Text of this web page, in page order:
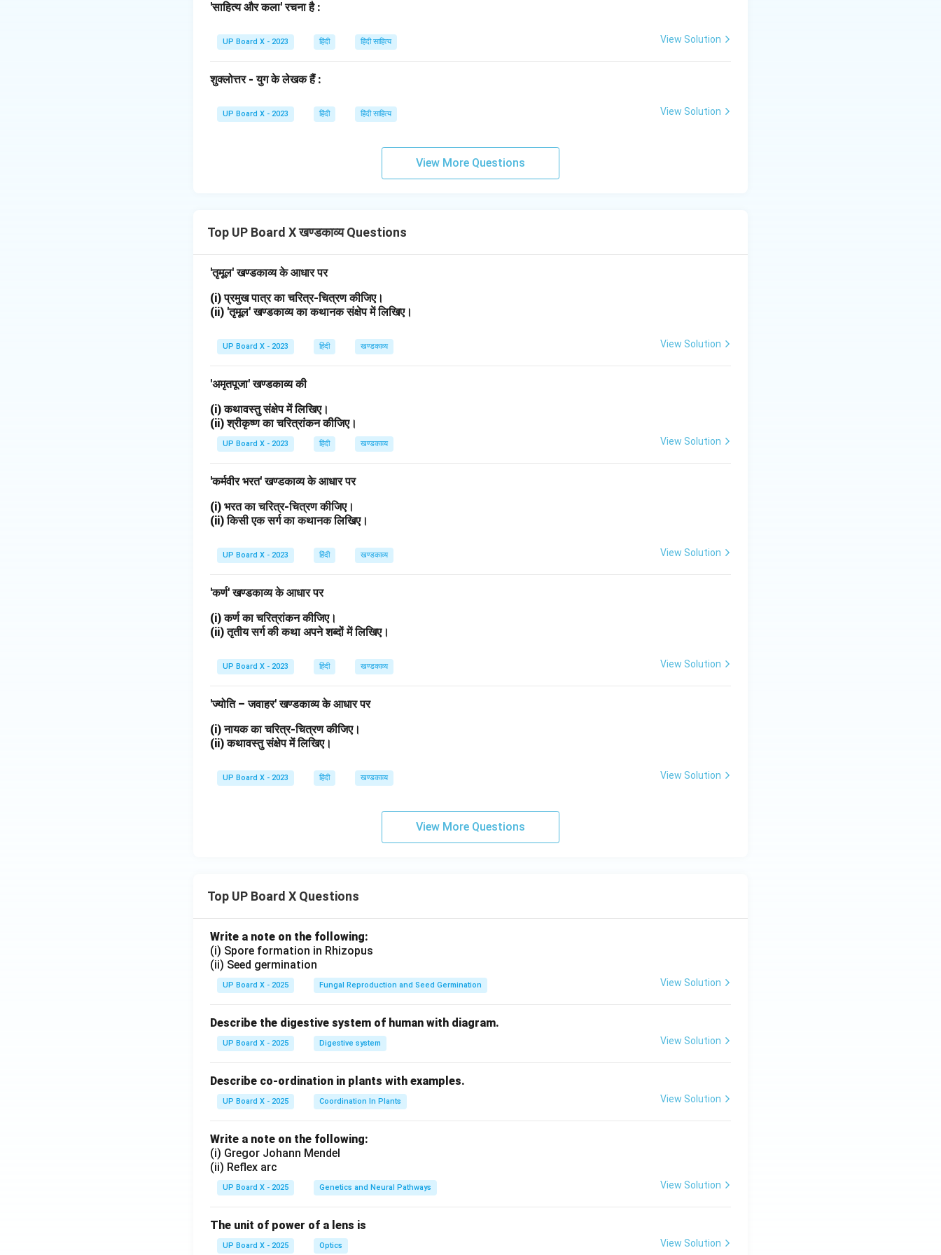
'साहित्य और कला' रचना है :
UP Board X - 2023 हिंदी हिंदी साहित्य View Solution
शुक्लोत्तर - युग के लेखक हैं :
UP Board X - 2023 हिंदी हिंदी साहित्य View Solution
View More Questions
Top UP Board X खण्डकाव्य Questions
'तृमूल' खण्डकाव्य के आधार पर
(i) प्रमुख पात्र का चरित्र-चित्रण कीजिए।
(ii) 'तृमूल' खण्डकाव्य का कथानक संक्षेप में लिखिए।
UP Board X - 2023 हिंदी खण्डकाव्य View Solution
'अमृतपूजा' खण्डकाव्य की
(i) कथावस्तु संक्षेप में लिखिए।
(ii) श्रीकृष्ण का चरित्रांकन कीजिए।
UP Board X - 2023 हिंदी खण्डकाव्य View Solution
'कर्मवीर भरत' खण्डकाव्य के आधार पर
(i) भरत का चरित्र-चित्रण कीजिए।
(ii) किसी एक सर्ग का कथानक लिखिए।
UP Board X - 2023 हिंदी खण्डकाव्य View Solution
'कर्ण' खण्डकाव्य के आधार पर
(i) कर्ण का चरित्रांकन कीजिए।
(ii) तृतीय सर्ग की कथा अपने शब्दों में लिखिए।
UP Board X - 2023 हिंदी खण्डकाव्य View Solution
'ज्योति – जवाहर' खण्डकाव्य के आधार पर
(i) नायक का चरित्र-चित्रण कीजिए।
(ii) कथावस्तु संक्षेप में लिखिए।
UP Board X - 2023 हिंदी खण्डकाव्य View Solution
View More Questions
Top UP Board X Questions
Write a note on the following:
(i) Spore formation in Rhizopus
(ii) Seed germination
UP Board X - 2025 Fungal Reproduction and Seed Germination View Solution
Describe the digestive system of human with diagram.
UP Board X - 2025 Digestive system View Solution
Describe co-ordination in plants with examples.
UP Board X - 2025 Coordination In Plants View Solution
Write a note on the following:
(i) Gregor Johann Mendel
(ii) Reflex arc
UP Board X - 2025 Genetics and Neural Pathways View Solution
The unit of power of a lens is
UP Board X - 2025 Optics View Solution